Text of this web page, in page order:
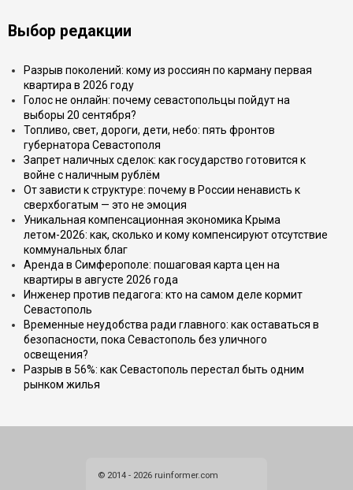
Выбор редакции
Разрыв поколений: кому из россиян по карману первая
квартира в 2026 году
Голос не онлайн: почему севастопольцы пойдут на
выборы 20 сентября?
Топливо, свет, дороги, дети, небо: пять фронтов
губернатора Севастополя
Запрет наличных сделок: как государство готовится к
войне с наличным рублём
От зависти к структуре: почему в России ненависть к
сверхбогатым — это не эмоция
Уникальная компенсационная экономика Крыма
летом-2026: как, сколько и кому компенсируют отсутствие
коммунальных благ
Аренда в Симферополе: пошаговая карта цен на
квартиры в августе 2026 года
Инженер против педагога: кто на самом деле кормит
Севастополь
Временные неудобства ради главного: как оставаться в
безопасности, пока Севастополь без уличного
освещения?
Разрыв в 56%: как Севастополь перестал быть одним
рынком жилья
© 2014 - 2026 ruinformer.com